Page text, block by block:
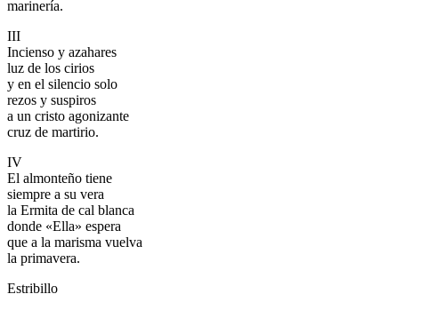
marinería.
III
Incienso y azahares
luz de los cirios
y en el silencio solo
rezos y suspiros
a un cristo agonizante
cruz de martirio.
IV
El almonteño tiene
siempre a su vera
la Ermita de cal blanca
donde «Ella» espera
que a la marisma vuelva
la primavera.
Estribillo